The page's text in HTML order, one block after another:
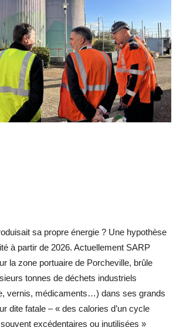
sa propre énergie ? Une hypothèse
à partir de 2026. Actuellement SARP
la zone portuaire de Porcheville, brûle
tonnes de déchets industriels
vernis, médicaments…) dans ses grands
dite fatale – « des calories d’un cycle
excédentaires ou inutilisées »